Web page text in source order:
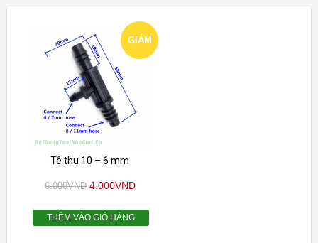
GIẢM
Tê thu 10 – 6 mm
6.000VNĐ 4.000VNĐ
THÊM VÀO GIỎ HÀNG